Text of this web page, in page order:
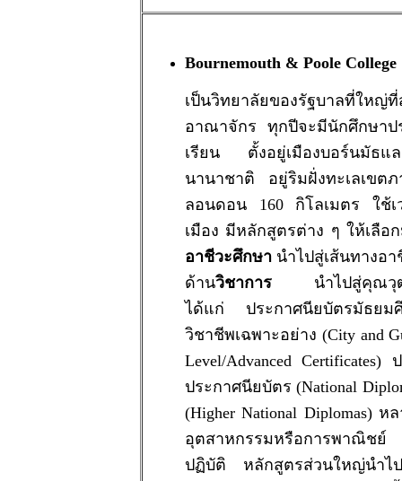
Bournemouth & Poole College
เป็นวิทยาลัยของรัฐบาลที่ใหญ่
อาณาจักร ทุกปีจะมีนักศึกษาป
เรียน ตั้งอยู่เมืองบอร์นมัธแ
นานาชาติ อยู่ริมฝั่งทะเลเขต
ลอนดอน 160 กิโลเมตร ใช้เ
เมือง มีหลักสูตรต่าง ๆ ให้เลือ
อาชีวะศึกษา นำไปสู่เส้นทางอ
ด้านวิชาการ นำไปสู่คุณวุฒิซึ่
ได้แก่ ประกาศนียบัตรมัธย
วิชาชีพเฉพาะอย่าง (City and
Level/Advanced
ประกาศนียบัตร (National
(Higher National Diplomas)
อุตสาหกรรมหรือการพาณิช
ปฏิบัติ หลักสูตรส่วนใหญ่นำไ